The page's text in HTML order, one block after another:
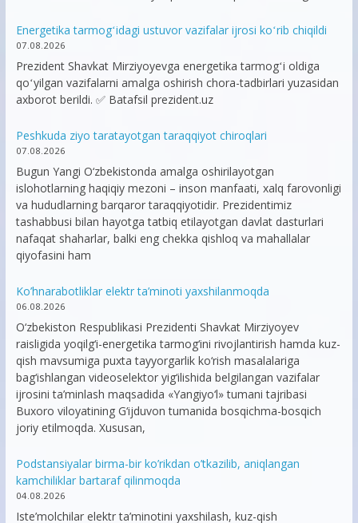
Energetika tarmogʻidagi ustuvor vazifalar ijrosi koʻrib chiqildi
07.08.2026
Prezident Shavkat Mirziyoyevga energetika tarmogʻi oldiga
qoʻyilgan vazifalarni amalga oshirish chora-tadbirlari yuzasidan
axborot berildi. ✅ Batafsil prezident.uz
Peshkuda ziyo taratayotgan taraqqiyot chiroqlari
07.08.2026
Bugun Yangi O‘zbekistonda amalga oshirilayotgan
islohotlarning haqiqiy mezoni – inson manfaati, xalq farovonligi
va hududlarning barqaror taraqqiyotidir. Prezidentimiz
tashabbusi bilan hayotga tatbiq etilayotgan davlat dasturlari
nafaqat shaharlar, balki eng chekka qishloq va mahallalar
qiyofasini ham
Ko’hnarabotliklar elektr ta’minoti yaxshilanmoqda
06.08.2026
O‘zbekiston Respublikasi Prezidenti Shavkat Mirziyoyev
raisligida yoqilg‘i-energetika tarmog‘ini rivojlantirish hamda kuz-
qish mavsumiga puxta tayyorgarlik ko‘rish masalalariga
bag‘ishlangan videoselektor yig‘ilishida belgilangan vazifalar
ijrosini ta’minlash maqsadida «Yangiyo‘l» tumani tajribasi
Buxoro viloyatining G‘ijduvon tumanida bosqichma-bosqich
joriy etilmoqda. Xususan,
Podstansiyalar birma-bir ko’rikdan o’tkazilib, aniqlangan
kamchiliklar bartaraf qilinmoqda
04.08.2026
Iste’molchilar elektr ta’minotini yaxshilash, kuz-qish